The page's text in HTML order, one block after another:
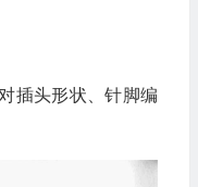
插头形状、针脚编